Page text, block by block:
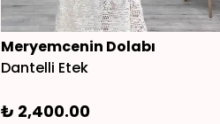
Meryemcenin Dolabı
Dantelli Etek
₺ 2,400.00